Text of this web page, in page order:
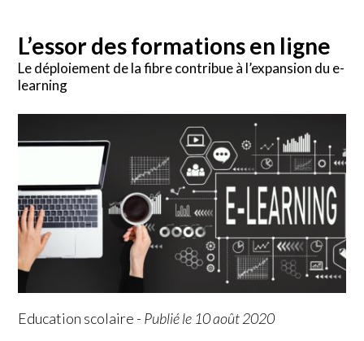
L’essor des formations en ligne
Le déploiement de la fibre contribue à l’expansion du e-
learning
Education scolaire - Publié le 10 août 2020